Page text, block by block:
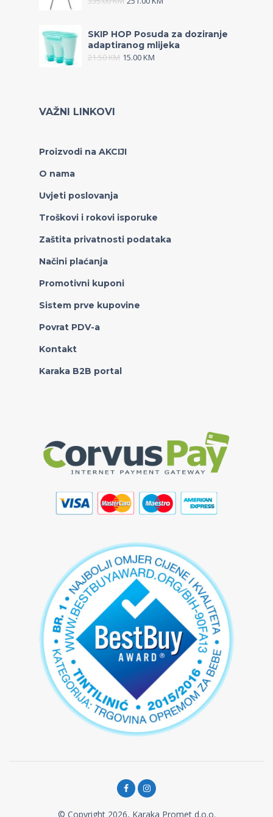
SKIP HOP Posuda za doziranje
adaptiranog mlijeka
21.50KM 15.00KM
VAŽNI LINKOVI
Proizvodi na AKCIJI
O nama
Uvjeti poslovanja
Troškovi i rokovi isporuke
Zaštita privatnosti podataka
Načini plaćanja
Promotivni kuponi
Sistem prve kupovine
Povrat PDV-a
Kontakt
Karaka B2B portal
© Copyright 2026, Karaka Promet d.o.o.